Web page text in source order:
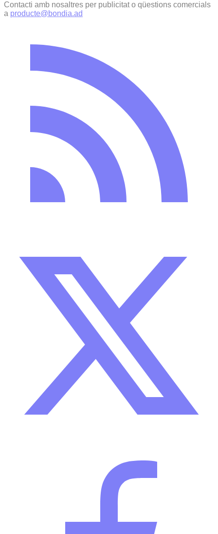
Contacti amb nosaltres per publicitat o qüestions comercials
a producte@bondia.ad